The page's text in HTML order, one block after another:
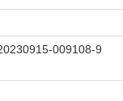
009108-9